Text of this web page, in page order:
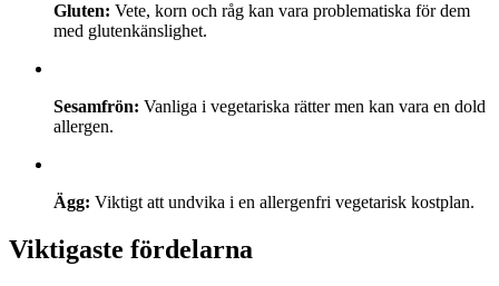
Gluten: Vete, korn och råg kan vara problematiska för dem
med glutenkänslighet.
Sesamfrön: Vanliga i vegetariska rätter men kan vara en dold
allergen.
Ägg: Viktigt att undvika i en allergenfri vegetarisk kostplan.
Viktigaste fördelarna